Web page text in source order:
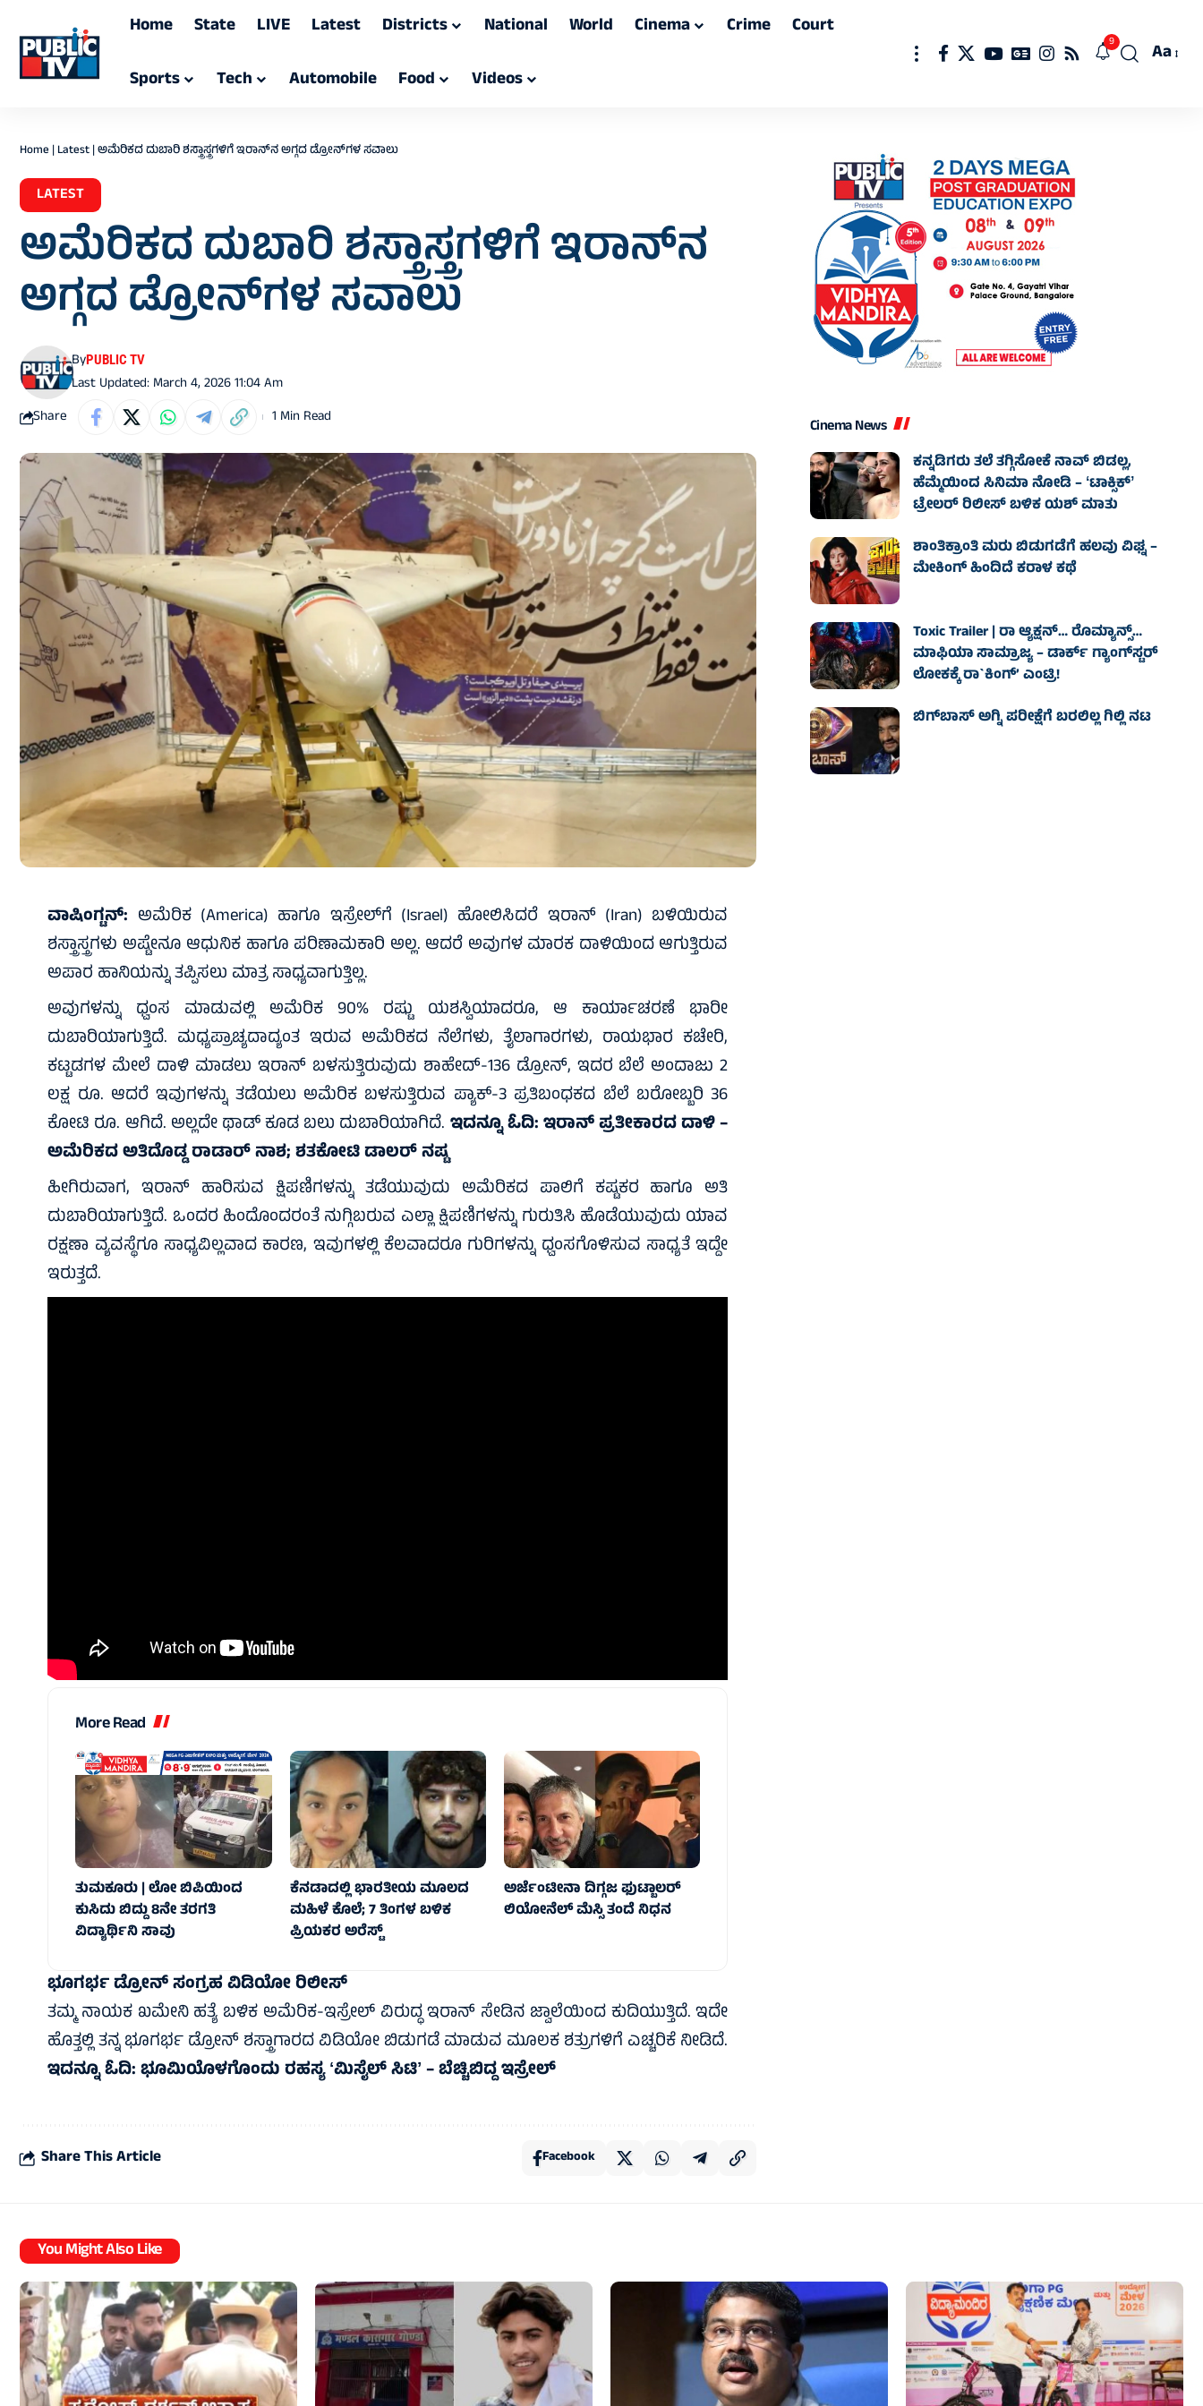
Home State LIVE Latest Districts National World Cinema Crime
Court
Sports
Tech Automobile Food Videos
9
Font
Aa
Home |Latest|ಅಮೆರಿಕದ ದುಬಾರಿ ಶಸ್ತ್ರಾಸ್ತ್ರಗಳಿಗೆ ಇರಾನ್‌ನ ಅಗ್ಗದ ಡ್ರೋನ್‌ಗಳ ಸವಾಲು
LATEST
ಅಮೆರಿಕದ ದುಬಾರಿ ಶಸ್ತ್ರಾಸ್ತ್ರಗಳಿಗೆ ಇರಾನ್‌ನ
ಅಗ್ಗದ ಡ್ರೋನ್‌ಗಳ ಸವಾಲು
Last Updated: March 4, 2026 11:04 Am
ByPUBLIC TV
Share 1 Min Read
ವಾಷಿಂಗ್ಟನ್: ಅಮೆರಿಕ (America) ಹಾಗೂ ಇಸ್ರೇಲ್‌ಗೆ (Israel) ಹೋಲಿಸಿದರೆ ಇರಾನ್ (Iran) ಬಳಿಯಿರುವ
ಶಸ್ತ್ರಾಸ್ತ್ರಗಳು ಅಷ್ಟೇನೂ ಆಧುನಿಕ ಹಾಗೂ ಪರಿಣಾಮಕಾರಿ ಅಲ್ಲ. ಆದರೆ ಅವುಗಳ ಮಾರಕ ದಾಳಿಯಿಂದ ಆಗುತ್ತಿರುವ
ಅಪಾರ ಹಾನಿಯನ್ನು ತಪ್ಪಿಸಲು ಮಾತ್ರ ಸಾಧ್ಯವಾಗುತ್ತಿಲ್ಲ.
ಅವುಗಳನ್ನು ಧ್ವಂಸ ಮಾಡುವಲ್ಲಿ ಅಮೆರಿಕ 90% ರಷ್ಟು ಯಶಸ್ವಿಯಾದರೂ, ಆ ಕಾರ್ಯಾಚರಣೆ ಭಾರೀ
ದುಬಾರಿಯಾಗುತ್ತಿದೆ. ಮಧ್ಯಪ್ರಾಚ್ಯದಾದ್ಯಂತ ಇರುವ ಅಮೆರಿಕದ ನೆಲೆಗಳು, ತೈಲಾಗಾರಗಳು, ರಾಯಭಾರ ಕಚೇರಿ,
ಕಟ್ಟಡಗಳ ಮೇಲೆ ದಾಳಿ ಮಾಡಲು ಇರಾನ್ ಬಳಸುತ್ತಿರುವುದು ಶಾಹೇದ್-136 ಡ್ರೋನ್, ಇದರ ಬೆಲೆ ಅಂದಾಜು 2
ಲಕ್ಷ ರೂ. ಆದರೆ ಇವುಗಳನ್ನು ತಡೆಯಲು ಅಮೆರಿಕ ಬಳಸುತ್ತಿರುವ ಪ್ಯಾಕ್-3 ಪ್ರತಿಬಂಧಕದ ಬೆಲೆ ಬರೋಬ್ಬರಿ 36
ಕೋಟಿ ರೂ. ಆಗಿದೆ. ಅಲ್ಲದೇ ಥಾಡ್ ಕೂಡ ಬಲು ದುಬಾರಿಯಾಗಿದೆ. ಇದನ್ನೂ ಓದಿ:ಇರಾನ್‌ ಪ್ರತೀಕಾರದ ದಾಳಿ –
ಅಮೆರಿಕದ ಅತಿದೊಡ್ಡ ರಾಡಾರ್ ನಾಶ; ಶತಕೋಟಿ ಡಾಲರ್‌ ನಷ್ಟ
ಹೀಗಿರುವಾಗ, ಇರಾನ್ ಹಾರಿಸುವ ಕ್ಷಿಪಣಿಗಳನ್ನು ತಡೆಯುವುದು ಅಮೆರಿಕದ ಪಾಲಿಗೆ ಕಷ್ಟಕರ ಹಾಗೂ ಅತಿ
ದುಬಾರಿಯಾಗುತ್ತಿದೆ. ಒಂದರ ಹಿಂದೊಂದರಂತೆ ನುಗ್ಗಿಬರುವ ಎಲ್ಲಾ ಕ್ಷಿಪಣಿಗಳನ್ನು ಗುರುತಿಸಿ ಹೊಡೆಯುವುದು ಯಾವ
ರಕ್ಷಣಾ ವ್ಯವಸ್ಥೆಗೂ ಸಾಧ್ಯವಿಲ್ಲವಾದ ಕಾರಣ, ಇವುಗಳಲ್ಲಿ ಕೆಲವಾದರೂ ಗುರಿಗಳನ್ನು ಧ್ವಂಸಗೊಳಿಸುವ ಸಾಧ್ಯತೆ ಇದ್ದೇ
ಇರುತ್ತದೆ.
More Read
ತುಮಕೂರು | ಲೋ ಬಿಪಿಯಿಂದ
ಕುಸಿದು ಬಿದ್ದು 8ನೇ ತರಗತಿ
ವಿದ್ಯಾರ್ಥಿನಿ ಸಾವು
ಕೆನಡಾದಲ್ಲಿ ಭಾರತೀಯ ಮೂಲದ
ಮಹಿಳೆ ಕೊಲೆ; 7 ತಿಂಗಳ ಬಳಿಕ
ಪ್ರಿಯಕರ ಅರೆಸ್ಟ್‌
ಅರ್ಜೆಂಟೀನಾ ದಿಗ್ಗಜ ಫುಟ್ಬಾಲರ್‌
ಲಿಯೋನೆಲ್‌ ಮೆಸ್ಸಿ ತಂದೆ ನಿಧನ
ಭೂಗರ್ಭ ಡ್ರೋನ್ ಸಂಗ್ರಹ ವಿಡಿಯೋ ರಿಲೀಸ್
ತಮ್ಮ ನಾಯಕ ಖಮೇನಿ ಹತ್ಯೆ‌ ಬಳಿಕ ಅಮೆರಿಕ-ಇಸ್ರೇಲ್ ವಿರುದ್ಧ ಇರಾನ್‌ ಸೇಡಿನ ಜ್ವಾಲೆಯಿಂದ ಕುದಿಯುತ್ತಿದೆ. ಇದೇ
ಹೊತ್ತಲ್ಲಿ ತನ್ನ ಭೂಗರ್ಭ ಡ್ರೋನ್ ಶಸ್ತ್ರಾಗಾರದ ವಿಡಿಯೋ ಬಿಡುಗಡೆ ಮಾಡುವ ಮೂಲಕ ಶತ್ರುಗಳಿಗೆ ಎಚ್ಚರಿಕೆ ನೀಡಿದೆ.
ಇದನ್ನೂ ಓದಿ:ಭೂಮಿಯೊಳಗೊಂದು ರಹಸ್ಯ ʻಮಿಸೈಲ್‌ ಸಿಟಿʼ – ಬೆಚ್ಚಿಬಿದ್ದ ಇಸ್ರೇಲ್‌
Share This Article Facebook
Cinema News
ಕನ್ನಡಿಗರು ತಲೆ ತಗ್ಗಿಸೋಕೆ ನಾವ್‌ ಬಿಡಲ್ಲ,
ಹೆಮ್ಮೆಯಿಂದ ಸಿನಿಮಾ ನೋಡಿ – ʻಟಾಕ್ಸಿಕ್‌ʼ
ಟ್ರೇಲರ್‌ ರಿಲೀಸ್‌ ಬಳಿಕ ಯಶ್‌ ಮಾತು
ಶಾಂತಿಕ್ರಾಂತಿ ಮರು ಬಿಡುಗಡೆಗೆ ಹಲವು ವಿಘ್ನ –
ಮೇಕಿಂಗ್ ಹಿಂದಿದೆ ಕರಾಳ ಕಥೆ
Toxic Trailer | ರಾ ಆ್ಯಕ್ಷನ್‌… ರೊಮ್ಯಾನ್ಸ್‌…
ಮಾಫಿಯಾ ಸಾಮ್ರಾಜ್ಯ – ಡಾರ್ಕ್‌ ಗ್ಯಾಂಗ್‌ಸ್ಟರ್‌
ಲೋಕಕ್ಕೆ ರಾ`ಕಿಂಗ್‌’ ಎಂಟ್ರಿ!
ಬಿಗ್‌ಬಾಸ್ ಅಗ್ನಿ ಪರೀಕ್ಷೆಗೆ ಬರಲಿಲ್ಲ ಗಿಲ್ಲಿ ನಟ
You Might Also Like